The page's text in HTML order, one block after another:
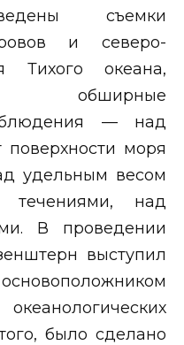
съемки
и северо-
Тихого океана,
обширные
— над
моря
удельным весом
над
В проведении
выступил
было сделано